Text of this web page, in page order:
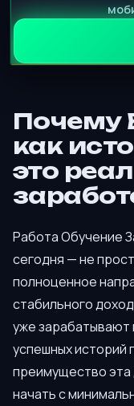
Почему
как
это
Работа Обучение
сегодня — не
полноценное
стабильного
уже зарабатывают
успешных историй
преимущество
начать с